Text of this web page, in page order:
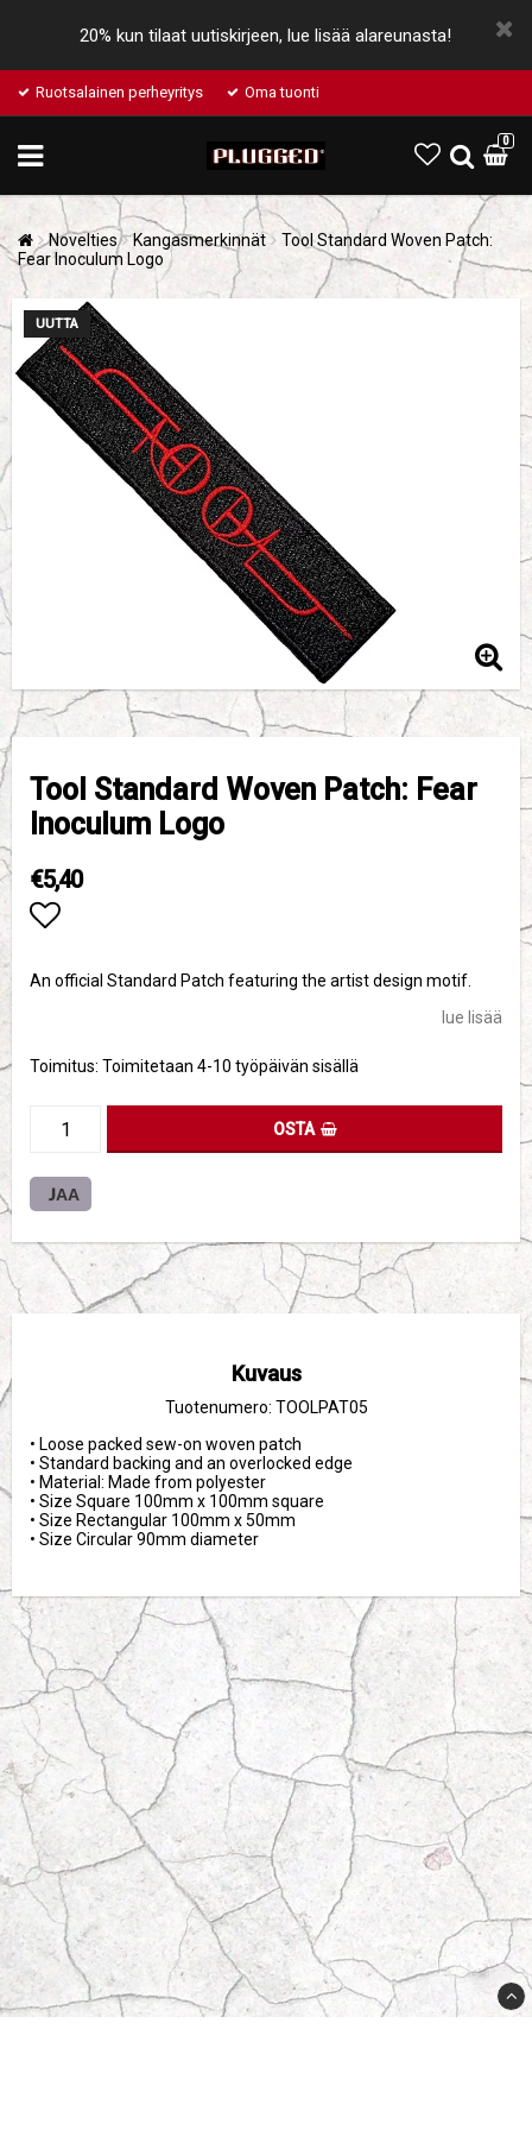
20% kun tilaat uutiskirjeen, lue lisää alareunasta!
Ruotsalainen perheyritys Oma tuonti
0
Novelties Kangasmerkinnät
Tool Standard Woven Patch:
Fear Inoculum Logo
UUTTA
Tool Standard Woven Patch: Fear
Inoculum Logo
€5,40
An official Standard Patch featuring the artist design motif.
lue lisää
Toimitus: Toimitetaan 4-10 työpäivän sisällä
OSTA
JAA
Kuvaus
Tuotenumero: TOOLPAT05
• Loose packed sew-on woven patch
• Standard backing and an overlocked edge
• Material: Made from polyester
• Size Square 100mm x 100mm square
• Size Rectangular 100mm x 50mm
• Size Circular 90mm diameter